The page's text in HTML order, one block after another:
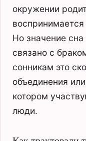
окружении
Но значение сна
связано с
сонникам это
объединения
котором
люди.